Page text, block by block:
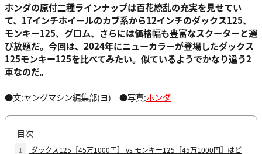
ホンダの原付二種ラインナップは百花繚乱の充実を見せてい
て、17インチホイールのカブ系から12インチのダックス125、
モンキー125、グロム、さらには価格幅も豊富なスクーターと選
び放題だ。今回は、2024年にニューカラーが登場したダックス
125モンキー125を比べてみたい。似ているようでかなり違う2
車なのだ。
●文:ヤングマシン編集部(ヨ) ●写真:ホンダ
目次
1
ダックス125［45万1000円］ vs モンキー125［45万1000円］はど